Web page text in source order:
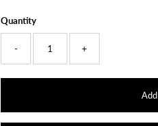
Quantity
- +